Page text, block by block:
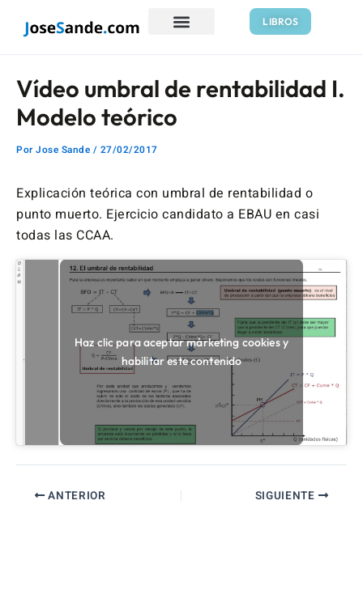
LIBROS
Vídeo umbral de rentabilidad I.
Modelo teórico
Por Jose Sande / 27/02/2017
Explicación teórica con umbral de rentabilidad o
punto muerto. Ejercicio candidato a EBAU en casi
todas las CCAA.
Haz clic para aceptar márketing cookies y
habilitar este contenido
de
ANTERIOR SIGUIENTE